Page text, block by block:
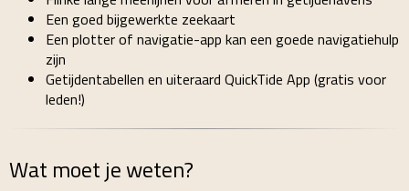
Een goed bijgewerkte zeekaart
Een plotter of navigatie-app kan een goede navigatiehulp
zijn
Getijdentabellen en uiteraard QuickTide App (gratis voor
leden!)
Wat moet je weten?